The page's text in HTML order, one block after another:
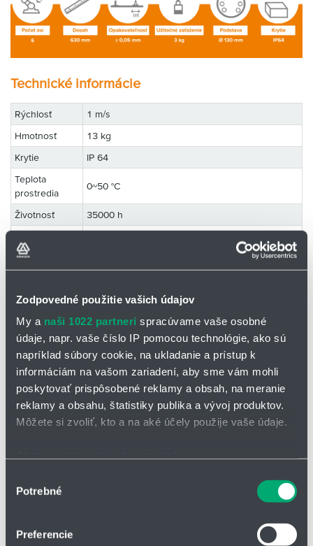
Zodpovedné použitie vašich údajov
My a naši 1022 partneri spracúvame vaše osobné
údaje, napr. vaše číslo IP pomocou technológie, ako sú
napríklad súbory cookie, na ukladanie a prístup k
informáciám na vašom zariadení, aby sme vám mohli
poskytovať prispôsobené reklamy a obsah, na meranie
reklamy a obsahu, štatistiky publika a vývoj produktov.
Môžete si zvoliť, kto a na aké účely použije vaše údaje.
polohe s presnosťou na niekoľko metrov
súhlasu
Potrebné
Preferencie
Technické informácie
Rýchlosť
1 m/s
Hmotnosť
13 kg
Krytie
IP 64
Teplota
prostredia
0~50 °C
Životnosť
35000 h
upevnenia
Zdroj
Materiál
ramena
EOAT typ
pripojenia
M8, 8-pin
EOAT
pripojenie
ISO9409-1-50-4-M6
Digitálne
vstupy
2
2
Analogové
Certifikace
EN ISO 13849-1 Cat.3, PL d / EN ISO 10218-1,